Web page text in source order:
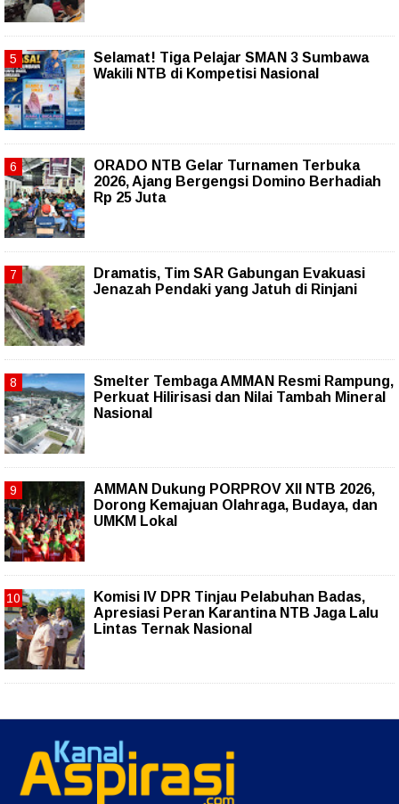
Selamat! Tiga Pelajar SMAN 3 Sumbawa
Wakili NTB di Kompetisi Nasional
ORADO NTB Gelar Turnamen Terbuka
2026, Ajang Bergengsi Domino Berhadiah
Rp 25 Juta
Dramatis, Tim SAR Gabungan Evakuasi
Jenazah Pendaki yang Jatuh di Rinjani
Smelter Tembaga AMMAN Resmi Rampung,
Perkuat Hilirisasi dan Nilai Tambah Mineral
Nasional
AMMAN Dukung PORPROV XII NTB 2026,
Dorong Kemajuan Olahraga, Budaya, dan
UMKM Lokal
Komisi IV DPR Tinjau Pelabuhan Badas,
Apresiasi Peran Karantina NTB Jaga Lalu
Lintas Ternak Nasional